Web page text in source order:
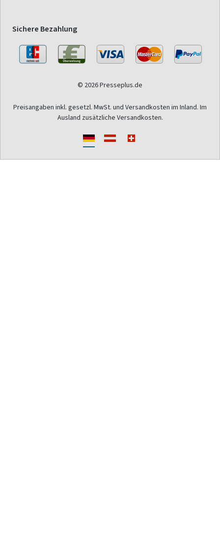
Sichere Bezahlung
© 2026 Presseplus.de
Preisangaben inkl. gesetzl. MwSt. und Versandkosten im Inland. Im
Ausland zusätzliche Versandkosten.